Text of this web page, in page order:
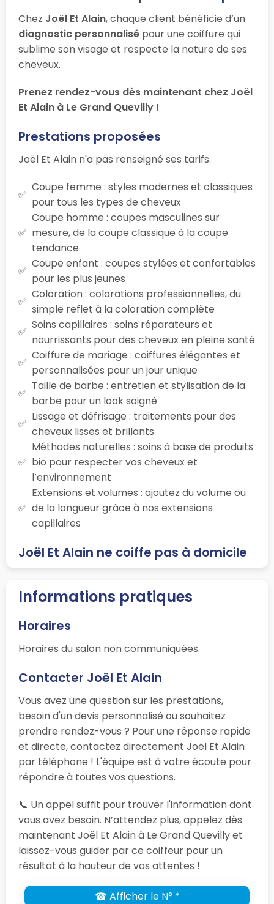
Chez Joël Et Alain, chaque client bénéficie d’un
diagnostic personnalisé pour une coiffure qui
sublime son visage et respecte la nature de ses
cheveux.
Prenez rendez-vous dès maintenant chez Joël
Et Alain à Le Grand Quevilly !
Prestations proposées
Joël Et Alain n'a pas renseigné ses tarifs.
Coupe femme : styles modernes et classiques
pour tous les types de cheveux
Coupe homme : coupes masculines sur
mesure, de la coupe classique à la coupe
tendance
Coupe enfant : coupes stylées et confortables
pour les plus jeunes
Coloration : colorations professionnelles, du
simple reflet à la coloration complète
Soins capillaires : soins réparateurs et
nourrissants pour des cheveux en pleine santé
Coiffure de mariage : coiffures élégantes et
personnalisées pour un jour unique
Taille de barbe : entretien et stylisation de la
barbe pour un look soigné
Lissage et défrisage : traitements pour des
cheveux lisses et brillants
Méthodes naturelles : soins à base de produits
bio pour respecter vos cheveux et
l’environnement
Extensions et volumes : ajoutez du volume ou
de la longueur grâce à nos extensions
capillaires
Joël Et Alain ne coiffe pas à domicile
Informations pratiques
Horaires
Horaires du salon non communiquées.
Contacter Joël Et Alain
Vous avez une question sur les prestations,
besoin d'un devis personnalisé ou souhaitez
prendre rendez-vous ? Pour une réponse rapide
et directe, contactez directement Joël Et Alain
par téléphone ! L'équipe est à votre écoute pour
répondre à toutes vos questions.
📞 Un appel suffit pour trouver l'information dont
vous avez besoin. N’attendez plus, appelez dès
maintenant Joël Et Alain à Le Grand Quevilly et
laissez-vous guider par ce coiffeur pour un
résultat à la hauteur de vos attentes !
☎ Afficher le N° *